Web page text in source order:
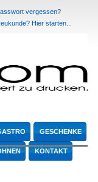
vergessen?
Hier starten...
GESCHENKE
KONTAKT